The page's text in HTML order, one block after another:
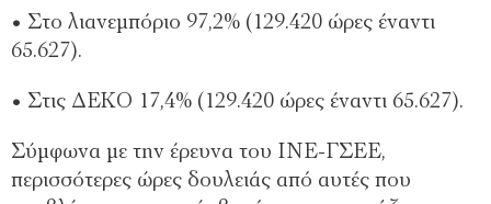
• ⁠Στο λιανεμπόριο 97,2% (129.420 ώρες έναντι
65.627).
• Στις ΔΕΚΟ 17,4% (129.420 ώρες έναντι 65.627).
Σύμφωνα με την έρευνα του ΙΝΕ-ΓΣΕΕ,
περισσότερες ώρες δουλειάς από αυτές που